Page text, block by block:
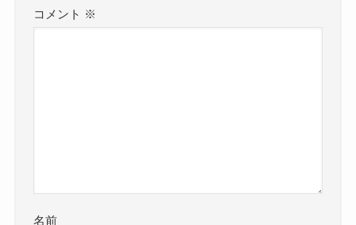
コメント ※
名前